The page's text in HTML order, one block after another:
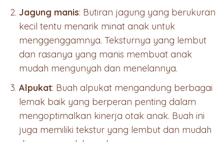
Jagung manis: Butiran jagung yang berukuran
kecil tentu menarik minat anak untuk
menggenggamnya. Teksturnya yang lembut
dan rasanya yang manis membuat anak
mudah mengunyah dan menelannya.
Alpukat: Buah alpukat mengandung berbagai
lemak baik yang berperan penting dalam
mengoptimalkan kinerja otak anak. Buah ini
juga memiliki tekstur yang lembut dan mudah